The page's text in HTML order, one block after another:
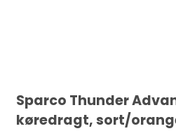
Sparco Thunder
køredragt, sort/